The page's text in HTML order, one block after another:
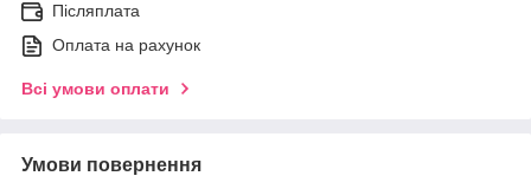
Післяплата
Оплата на рахунок
Всі умови оплати
Умови повернення